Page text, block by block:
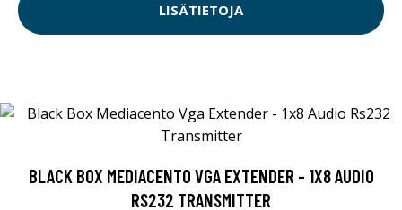
LISÄTIETOJA
BLACK BOX MEDIACENTO VGA EXTENDER - 1X8 AUDIO
RS232 TRANSMITTER